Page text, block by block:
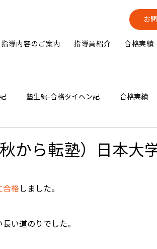
お
指導内容のご案内 指導員紹介 合格実績
塾生編-合格タイヘン記 合格実績
から転塾）日本大
合格 しました。
い道のりでした。